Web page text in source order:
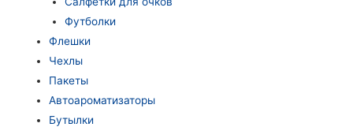
Футболки
Флешки
Чехлы
Пакеты
Автоароматизаторы
Бутылки